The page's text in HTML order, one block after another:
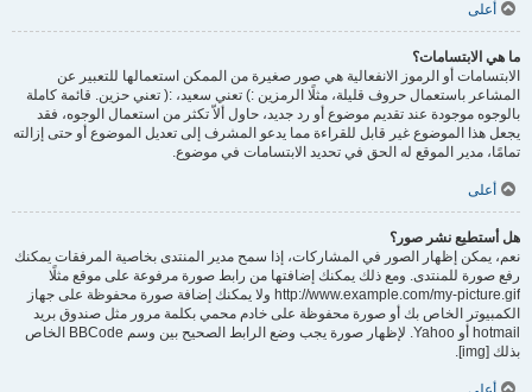
أعلى
ما هي الابتسامات؟
الابتسامات أو الرموز الانفعالية هي صور صغيرة من الممكن استعمالها للتعبير عن
المشاعر باستعمال حروف قليلة، مثلًا الرمزين :) تعني سعيد، :( تعني حزين. قائمة كاملة
بالوجوه موجودة عند تقديم موضوع أو رد جديد، حاول ألاّ تكثر من استعمال الوجوه، فقد
يجعل هذا الموضوع غير قابل للقراءة مما يدعو المشرف إلى تعديل الموضوع أو حتى إزالته
تمامًا، مدير الموقع له الحق في تحديد الابتسامات في موضوع.
أعلى
هل أستطيع نشر صور؟
نعم، يمكن إظهار الصور في المشاركات، إذا سمح مدير المنتدى بخاصية المرفقات يمكنك
رفع صورة للمنتدى. ومع ذلك يمكنك إضافتها من رابط صورة مرفوعة على موقع مثلًا
http://www.example.com/my-picture.gif ولا يمكنك إضافة صورة محفوظة على جهاز
الكمبيوتر الخاص بك أو صورة محفوظة على خادم محمي بكلمة مرور مثل صندوق بريد
hotmail أو Yahoo. لإظهار صورة يجب وضع الرابط الصحيح بين وسم BBCode الخاص
بذلك [img].